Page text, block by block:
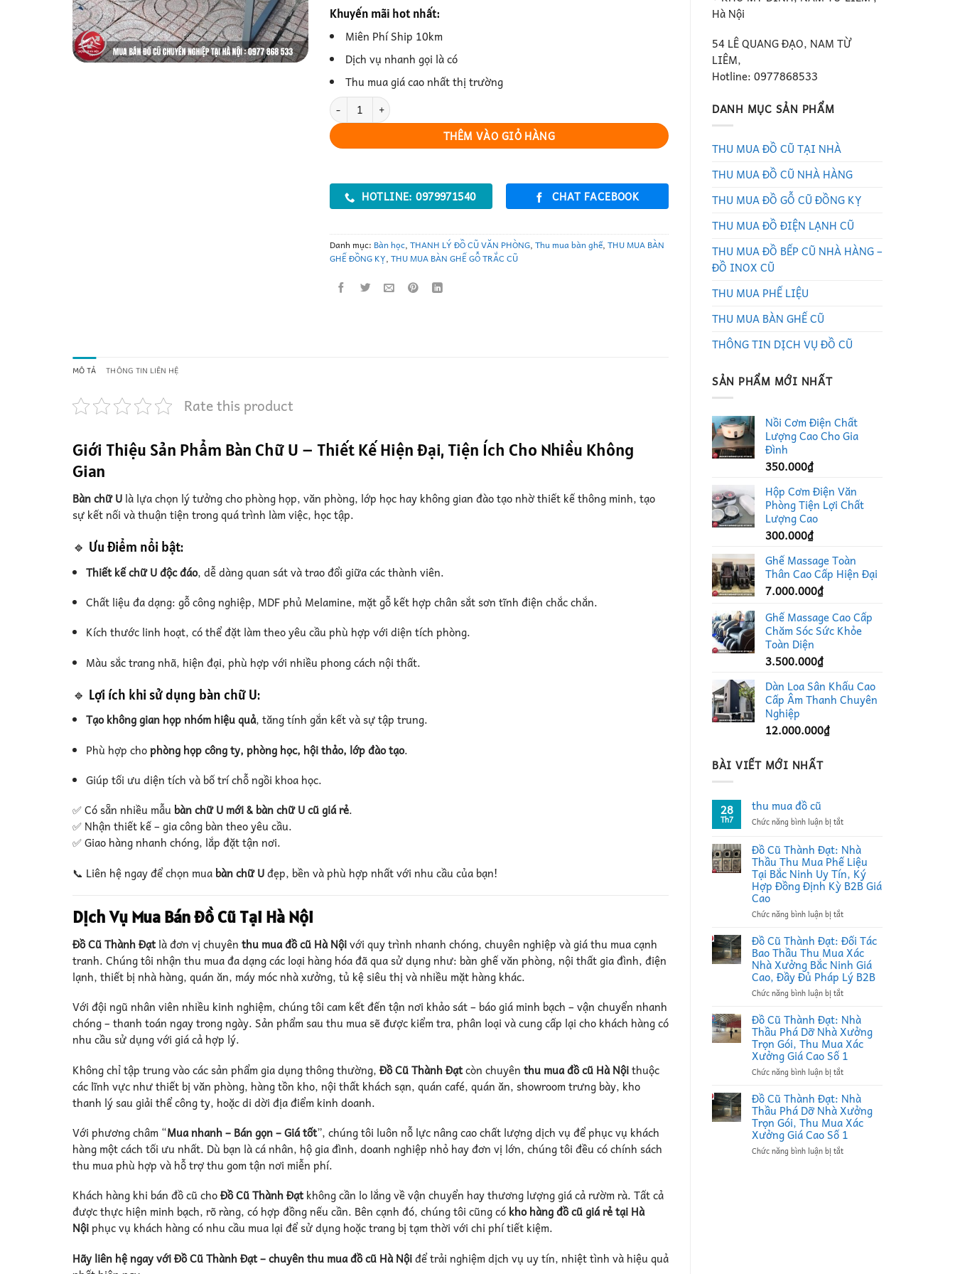
Hà Nội
54 LÊ QUANG ĐẠO, NAM TỪ
LIÊM,
Hotline: 0977868533
DANH MỤC SẢN PHẨM
THU MUA ĐỒ CŨ TẠI NHÀ
THU MUA ĐỒ CŨ NHÀ HÀNG
THU MUA ĐỒ GỖ CŨ ĐỒNG KỴ
THU MUA ĐỒ ĐIỆN LẠNH CŨ
THU MUA ĐỒ BẾP CŨ NHÀ HÀNG –
ĐỒ INOX CŨ
THU MUA PHẾ LIỆU
THU MUA BÀN GHẾ CŨ
THÔNG TIN DỊCH VỤ ĐỒ CŨ
SẢN PHẨM MỚI NHẤT
Nồi Cơm Điện Chất
Lượng Cao Cho Gia
Đình
350.000₫
Hộp Cơm Điện Văn
Phòng Tiện Lợi Chất
Lượng Cao
300.000₫
Ghế Massage Toàn
Thân Cao Cấp Hiện Đại
7.000.000₫
Ghế Massage Cao Cấp
Chăm Sóc Sức Khỏe
Toàn Diện
3.500.000₫
Dàn Loa Sân Khấu Cao
Cấp Âm Thanh Chuyên
Nghiệp
12.000.000₫
BÀI VIẾT MỚI NHẤT
28
Th7
thu mua đồ cũ
Chức năng bình luận bị tắtở
mua
đồ
cũ
Đồ Cũ Thành Đạt: Nhà
Thầu Thu Mua Phế Liệu
Tại Bắc Ninh Uy Tín, Ký
Hợp Đồng Định Kỳ B2B Giá
Cao
Chức năng bình luận bị tắtở
Cũ
Thành
Đạt:
Nhà
Thầu
Thu
Phế
Liệu
Tại
Bắc
Ninh
Uy
Ký
Hợp
Đồng
Định
Kỳ
B2B
Đồ Cũ Thành Đạt: Đối Tác
Bao Thầu Thu Mua Xác
Nhà Xưởng Bắc Ninh Giá
Cao, Đầy Đủ Pháp Lý B2B
Chức năng bình luận bị tắtở
Cũ
Thành
Đạt:
Đối
Tác
Bao
Thu
Mua
Xác
Nhà
Xưởng
Bắc
Đồ Cũ Thành Đạt: Nhà
Thầu Phá Dỡ Nhà Xưởng
Trọn Gói, Thu Mua Xác
Xưởng Giá Cao Số 1
Chức năng bình luận bị tắtở
Cũ
Thành
Đạt:
Nhà
Thầu
Phá
Đồ Cũ Thành Đạt: Nhà
Thầu Phá Dỡ Nhà Xưởng
Trọn Gói, Thu Mua Xác
Xưởng Giá Cao Số 1
Chức năng bình luận bị tắtở
Khuyến mãi hot nhất:
Miên Phí Ship 10km
Dịch vụ nhanh gọi là có
Thu mua giá cao nhất thị trường
Bàn Chữ U – Thiết Kế Hiện Đại, Tiện Ích Cho Nhiều Không Gian số lượng
THÊM VÀO GIỎ HÀNG
HOTLINE: 0979971540 CHAT FACEBOOK
Danh mục: Bàn học,THANH LÝ ĐỒ CŨ VĂN PHÒNG,Thu mua bàn ghế,THU MUA BÀN
GHẾ ĐỒNG KỴ,THU MUA BÀN GHẾ GỖ TRẮC CŨ
MÔ TẢ THÔNG TIN LIÊN HỆ
Rate this product
Giới Thiệu Sản Phẩm Bàn Chữ U – Thiết Kế Hiện Đại, Tiện Ích Cho Nhiều Không
Gian
Bàn chữ U là lựa chọn lý tưởng cho phòng họp, văn phòng, lớp học hay không gian đào tạo nhờ thiết kế thông minh, tạo
sự kết nối và thuận tiện trong quá trình làm việc, học tập.
🔹 Ưu điểm nổi bật:
Thiết kế chữ U độc đáo, dễ dàng quan sát và trao đổi giữa các thành viên.
Chất liệu đa dạng: gỗ công nghiệp, MDF phủ Melamine, mặt gỗ kết hợp chân sắt sơn tĩnh điện chắc chắn.
Kích thước linh hoạt, có thể đặt làm theo yêu cầu phù hợp với diện tích phòng.
Màu sắc trang nhã, hiện đại, phù hợp với nhiều phong cách nội thất.
🔹 Lợi ích khi sử dụng bàn chữ U:
Tạo không gian họp nhóm hiệu quả, tăng tính gắn kết và sự tập trung.
Phù hợp chophòng họp công ty, phòng học, hội thảo, lớp đào tạo.
Giúp tối ưu diện tích và bố trí chỗ ngồi khoa học.
✅ Có sẵn nhiều mẫu bàn chữ U mới & bàn chữ U cũ giá rẻ.
✅ Nhận thiết kế – gia công bàn theo yêu cầu.
✅ Giao hàng nhanh chóng, lắp đặt tận nơi.
📞 Liên hệ ngay để chọn mua bàn chữ Uđẹp, bền và phù hợp nhất với nhu cầu của bạn!
Dịch Vụ Mua Bán Đồ Cũ Tại Hà Nội
Đồ Cũ Thành Đạtlà đơn vị chuyên thu mua đồ cũ Hà Nộivới quy trình nhanh chóng, chuyên nghiệp và giá thu mua cạnh
tranh. Chúng tôi nhận thu mua đa dạng các loại hàng hóa đã qua sử dụng như: bàn ghế văn phòng, nội thất gia đình, điện
lạnh, thiết bị nhà hàng, quán ăn, máy móc nhà xưởng, tủ kệ siêu thị và nhiều mặt hàng khác.
Với đội ngũ nhân viên nhiều kinh nghiệm, chúng tôi cam kết đến tận nơi khảo sát – báo giá minh bạch – vận chuyển nhanh
chóng – thanh toán ngay trong ngày. Sản phẩm sau thu mua sẽ được kiểm tra, phân loại và cung cấp lại cho khách hàng có
nhu cầu sử dụng với giá cả hợp lý.
Không chỉ tập trung vào các sản phẩm gia dụng thông thường, Đồ Cũ Thành Đạtcòn chuyên thu mua đồ cũ Hà Nộithuộc
các lĩnh vực như thiết bị văn phòng, hàng tồn kho, nội thất khách sạn, quán café, quán ăn, showroom trưng bày, kho
thanh lý sau giải thể công ty, hoặc di dời địa điểm kinh doanh.
Với phương châm “Mua nhanh – Bán gọn – Giá tốt”, chúng tôi luôn nỗ lực nâng cao chất lượng dịch vụ để phục vụ khách
hàng một cách tối ưu nhất. Dù bạn là cá nhân, hộ gia đình, doanh nghiệp nhỏ hay đơn vị lớn, chúng tôi đều có chính sách
thu mua phù hợp và hỗ trợ thu gom tận nơi miễn phí.
Khách hàng khi bán đồ cũ choĐồ Cũ Thành Đạtkhông cần lo lắng về vận chuyển hay thương lượng giá cả rườm rà. Tất cả
được thực hiện minh bạch, rõ ràng, có hợp đồng nếu cần. Bên cạnh đó, chúng tôi cũng có kho hàng đồ cũ giá rẻ tại Hà
Nộiphục vụ khách hàng có nhu cầu mua lại để sử dụng hoặc trang bị tạm thời với chi phí tiết kiệm.
Hãy liên hệ ngay với Đồ Cũ Thành Đạt – chuyên thu mua đồ cũ Hà Nộiđể trải nghiệm dịch vụ uy tín, nhiệt tình và hiệu quả